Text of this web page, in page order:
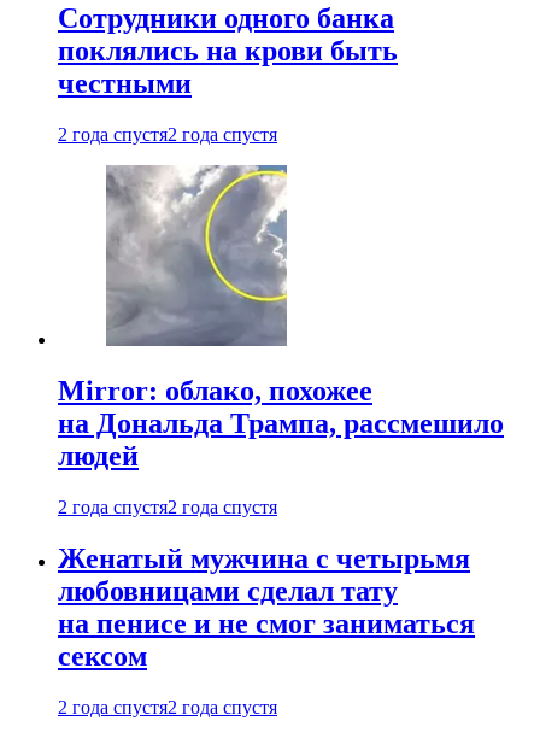
Сотрудники одного банка
поклялись на крови быть
честными
2 года спустя2 года спустя
Mirror: облако, похожее
на Дональда Трампа, рассмешило
людей
2 года спустя2 года спустя
Женатый мужчина с четырьмя
любовницами сделал тату
на пенисе и не смог заниматься
сексом
2 года спустя2 года спустя